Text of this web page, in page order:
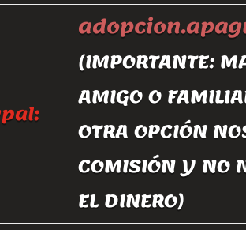
(IMPORTANTE:
AMIGO O
OTRA OPCIÓN
COMISIÓN Y NO
EL DINERO)